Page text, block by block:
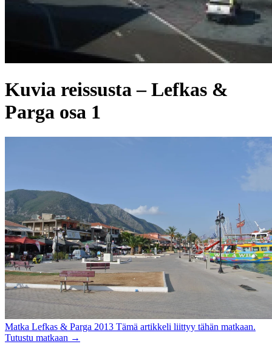
Kuvia reissusta – Lefkas &
Parga osa 1
Matka Lefkas & Parga 2013 Tämä artikkeli liittyy tähän matkaan.
Tutustu matkaan →